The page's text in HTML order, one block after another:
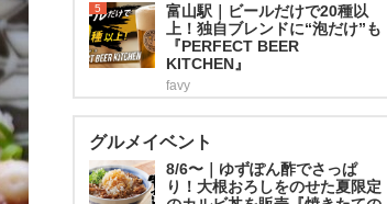
5
富山駅｜ビールだけで20種以
上！独自ブレンドに“泡だけ”も
『PERFECT BEER
KITCHEN』
favy
グルメイベント
8/6〜｜ゆずぽん酢でさっぱ
り！大根おろしをのせた夏限定